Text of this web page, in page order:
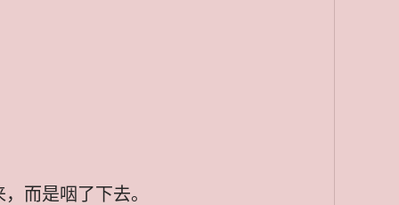
而是咽了下去。